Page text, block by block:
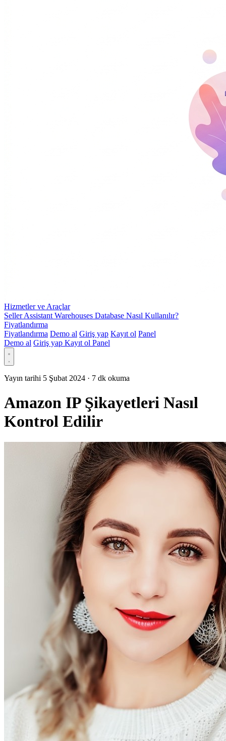
Hizmetler ve Araçlar
Seller Assistant Warehouses Database Nasıl Kullanılır?
Fiyatlandırma
Fiyatlandırma Demo al Giriş yap Kayıt ol Panel
Demo al Giriş yap Kayıt ol Panel
Yayın tarihi 5 Şubat 2024 · 7 dk okuma
Amazon IP Şikayetleri Nasıl
Kontrol Edilir